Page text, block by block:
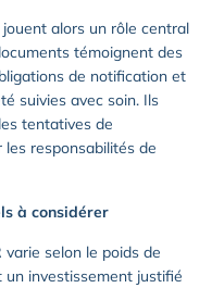
alors un rôle central
témoignent des
de notification et
suivies avec soin. Ils
tentatives de
responsabilités de
à considérer
varie selon le poids de
un investissement justifié